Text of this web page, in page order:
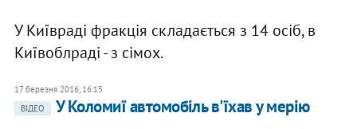
У Київраді фракція складається з 14 осіб, в
Київоблраді - з сімох.
17 березня 2016, 16:15
ВІДЕО
У Коломиї автомобіль в'їхав у мерію